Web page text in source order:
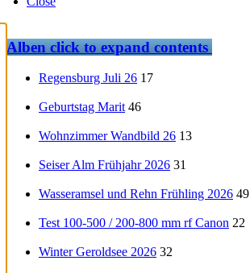
Albenclick to expand contents
Regensburg Juli 26 17
Geburtstag Marit 46
Wohnzimmer Wandbild 26 13
Seiser Alm Frühjahr 2026 31
Wasseramsel und Rehn Frühling 2026 49
Test 100-500 / 200-800 mm rf Canon 22
Winter Geroldsee 2026 32